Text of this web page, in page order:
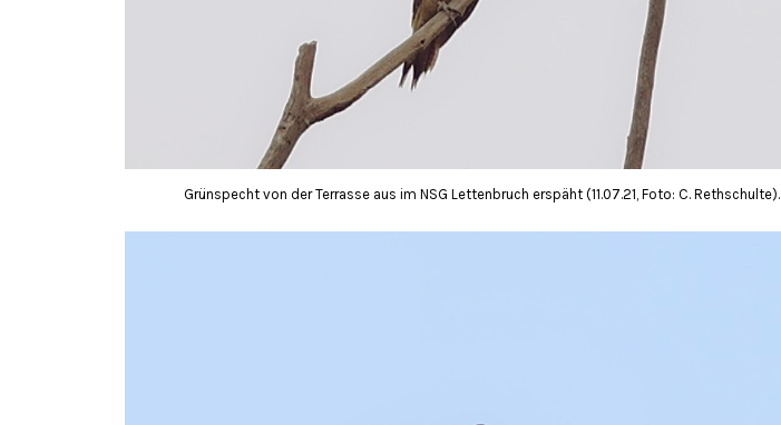
Grünspecht von der Terrasse aus im NSG Lettenbruch erspäht (11.07.21, Foto: C. Rethschulte).